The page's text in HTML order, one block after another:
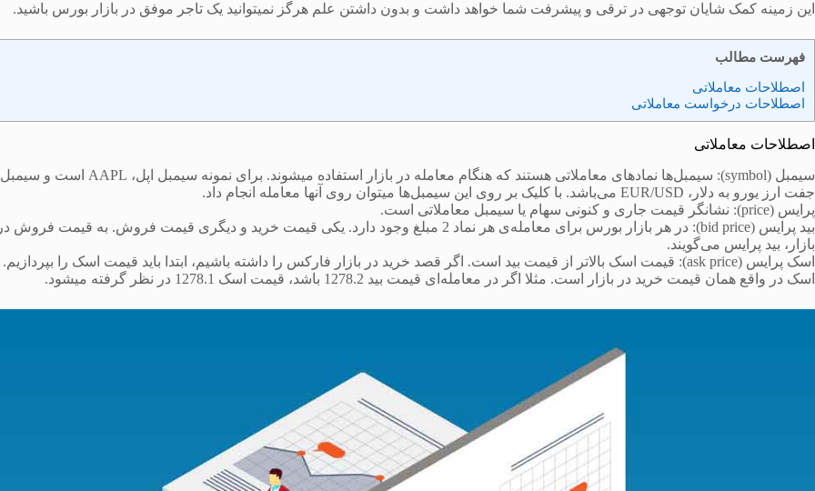
این زمینه کمک شایان توجهی در ترقی و پیشرفت شما خواهد داشت و بدون داشتن علم هرگز نمیتوانید یک تاجر موفق در بازار بورس باشید.
فهرست مطالب
اصطلاحات معاملاتی
اصطلاحات درخواست معاملاتی
اصطلاحات معاملاتی
سیمبل (symbol): سیمبل‌ها نمادهای معاملاتی هستند که هنگام معامله در بازار استفاده میشوند. برای نمونه سیمبل اپل، AAPL است و سیمبل
جفت ارز یورو به دلار، EUR/USD می‌باشد. با کلیک بر روی این سیمبل‌ها میتوان روی آنها معامله انجام داد.
پرایس (price): نشانگر قیمت جاری و کنونی سهام یا سیمبل معاملاتی است.
بید پرایس (bid price): در هر بازار بورس برای معامله‌ی هر نماد 2 مبلغ وجود دارد. یکی قیمت خرید و دیگری قیمت فروش. به قیمت فروش در
بازار، بید پرایس می‌گویند.
اسک پرایس (ask price): قیمت اسک بالاتر از قیمت بید است. اگر قصد خرید در بازار فارکس را داشته باشیم، ابتدا باید قیمت اسک را بپردازیم.
اسک در واقع همان قیمت خرید در بازار است. مثلا اگر در معامله‌ای قیمت بید 1278.2 باشد، قیمت اسک 1278.1 در نظر گرفته میشود.